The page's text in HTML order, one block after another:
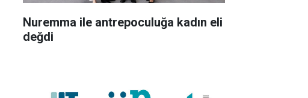
Nuremma ile antrepoculuğa kadın eli
değdi